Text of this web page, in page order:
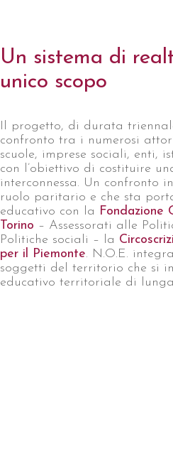
Un sistema di
unico scopo
Il progetto, di durata
confronto tra i numerosi
scuole, imprese sociali, enti,
con l’obiettivo di costituire
interconnessa. Un confronto
ruolo paritario e che sta
educativo con la Fondazione
Torino – Assessorati alle
Politiche sociali – la
per il Piemonte. N.O.E.
soggetti del territorio che si
educativo territoriale di